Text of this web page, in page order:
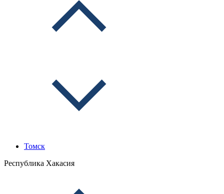
Томск
Республика Хакасия